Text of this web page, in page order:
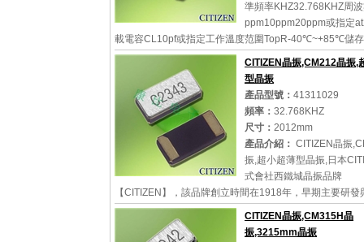
準頻率KHZ32.768KHZ周
ppm10ppm20ppm或指定
載電容CL10pf或指定工作溫度范圍TopR-40℃~+85℃儲
TsTR-55℃~+125℃變曲點溫度TM25℃5℃溫度系
數-0.0340.006ppm/℃動態電阻R...
查看大圖
CITIZEN晶振,CM212晶振,
型晶振
產品型號： 41311029
頻率： 32.768KHZ
尺寸： 2012mm
產品介紹： CITIZEN晶振
振,超小超薄型晶振,日本
式會社西鐵城晶振品牌
【CITIZEN】，該品牌創立時間在1918年，早期主要研發
計產品，在1959年西鐵城成功研發出防水，防振的手表，
世界成為了個性時...
CITIZEN晶振,CM315H晶
振,3215mm晶振